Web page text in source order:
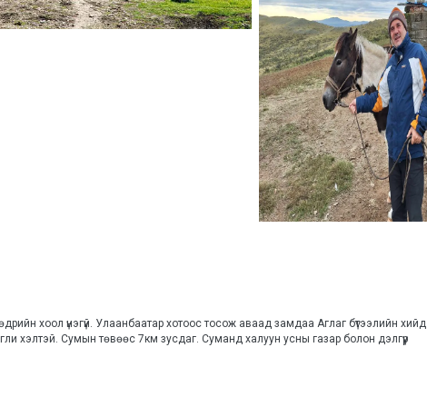
хоол үнэгүй. Улаанбаатар хотоос тосож аваад замдаа Аглаг бүтээлийн хийд
хэлтэй. Сумын төвөөс 7км зусдаг. Суманд халуун усны газар болон дэлгүүр